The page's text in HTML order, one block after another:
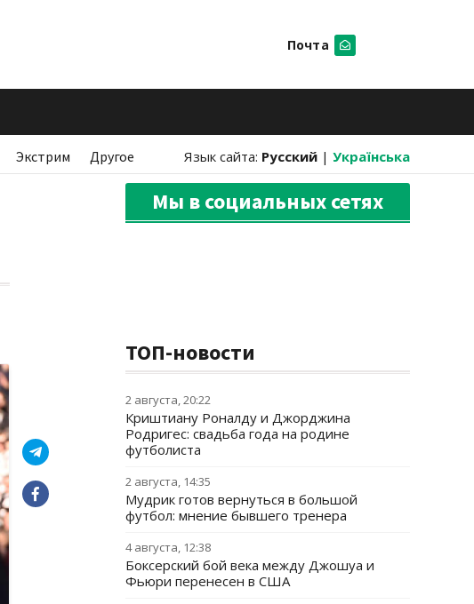
Почта
Экстрим Другое Язык сайта: Русский | Українська
Мы в социальных сетях
ТОП-новости
2 августа, 20:22
Криштиану Роналду и Джорджина
Родригес: свадьба года на родине
футболиста
2 августа, 14:35
Мудрик готов вернуться в большой
футбол: мнение бывшего тренера
4 августа, 12:38
Боксерский бой века между Джошуа и
Фьюри перенесен в США